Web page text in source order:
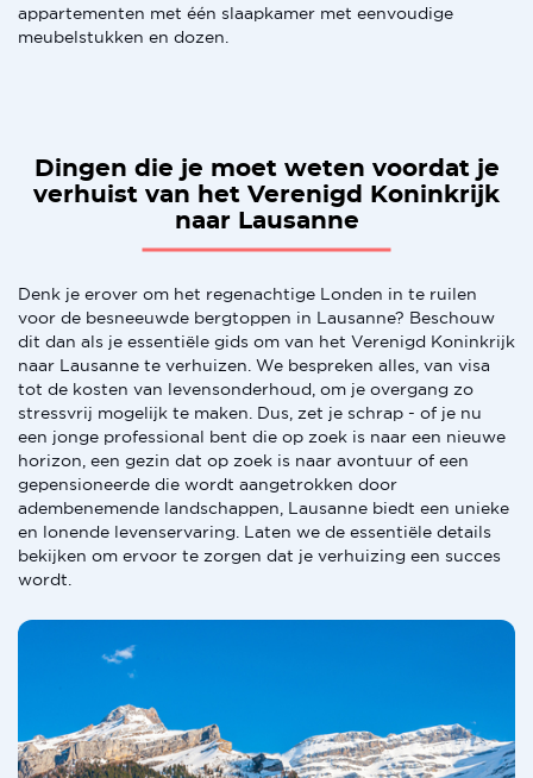
appartementen met één slaapkamer met eenvoudige
meubelstukken en dozen.
Dingen die je moet weten voordat je
verhuist van het Verenigd Koninkrijk
naar Lausanne
Denk je erover om het regenachtige Londen in te ruilen
voor de besneeuwde bergtoppen in Lausanne? Beschouw
dit dan als je essentiële gids om van het Verenigd Koninkrijk
naar Lausanne te verhuizen. We bespreken alles, van visa
tot de kosten van levensonderhoud, om je overgang zo
stressvrij mogelijk te maken. Dus, zet je schrap - of je nu
een jonge professional bent die op zoek is naar een nieuwe
horizon, een gezin dat op zoek is naar avontuur of een
gepensioneerde die wordt aangetrokken door
adembenemende landschappen, Lausanne biedt een unieke
en lonende levenservaring. Laten we de essentiële details
bekijken om ervoor te zorgen dat je verhuizing een succes
wordt.